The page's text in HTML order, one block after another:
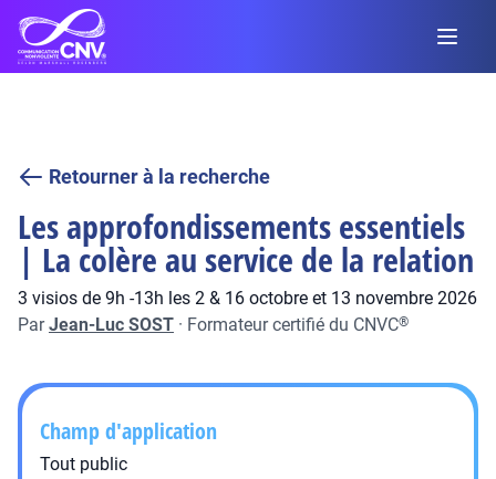
Retourner à la recherche
Les approfondissements essentiels
| La colère au service de la relation
3 visios de 9h -13h les 2 & 16 octobre et 13 novembre 2026
ParJean-Luc SOST · Formateur certifié du CNVC®
Champ d'application
Tout public